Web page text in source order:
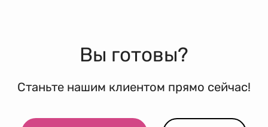
Вы готовы?
Станьте нашим клиентом прямо сейчас!